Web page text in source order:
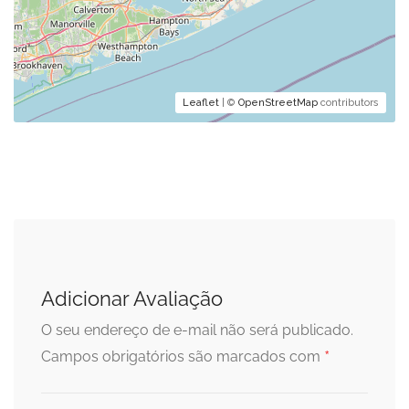
Leaflet | © OpenStreetMap contributors
Adicionar Avaliação
O seu endereço de e-mail não será publicado.
Campos obrigatórios são marcados com *